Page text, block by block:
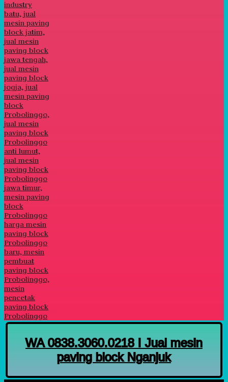
WA 0838.3060.0218 I Jual mesin
paving block Nganjuk